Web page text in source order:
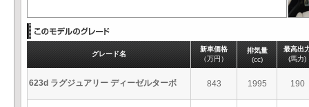
グレード名
新車価格
（万円）
排気量
(cc)
最高出
(馬力)
623d ラグジュアリー ディーゼルターボ 843 1995 190